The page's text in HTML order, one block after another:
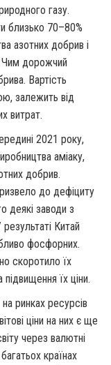
газу.
близько 70–80%
азотних добрив і
Чим дорожчий
Вартість
залежить від
витрат.
2021 року,
аміаку,
добрив.
до дефіциту
деякі заводи з
Китай
фосфорних.
скоротило їх
їх ціни.
ринках ресурсів
ціни на них є ще
через валютні
країнах